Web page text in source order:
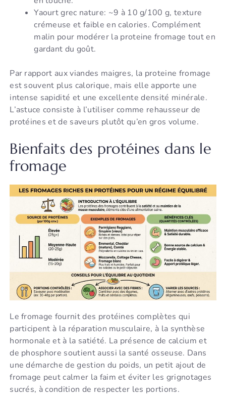
Yaourt grec nature: ~9 à 10 g/100 g, texture
crémeuse et faible en calories. Complément
malin pour modérer la proteine fromage tout en
gardant du goût.
Par rapport aux viandes maigres, la proteine fromage
est souvent plus calorique, mais elle apporte une
intense sapidité et une excellente densité minérale.
L’astuce consiste à l’utiliser comme rehausseur de
protéines et de saveurs plutôt qu’en gros volume.
Bienfaits des protéines dans le
fromage
Le fromage fournit des protéines complètes qui
participent à la réparation musculaire, à la synthèse
hormonale et à la satiété. La présence de calcium et
de phosphore soutient aussi la santé osseuse. Dans
une démarche de gestion du poids, un petit ajout de
fromage peut calmer la faim et éviter les grignotages
sucrés, à condition de respecter les portions.